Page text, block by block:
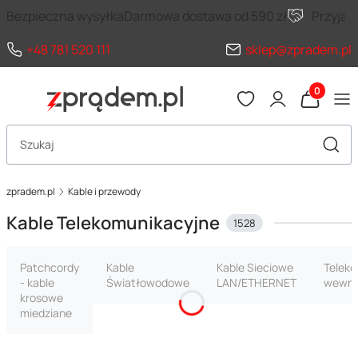
Bezpieczna wysyłkaDarmowa dostawa od 590 zł
+48 781 520 111
sklep@zpradem.pl
Produkty
Otwórz wyszukiwarkę
zpradem.pl Kable i przewody
Kable Telekomunikacyjne 1528
Patchcordy
- kable
krosowe
miedziane
Kable
Światłowodowe
Kable Sieciowe
LAN/ETHERNET